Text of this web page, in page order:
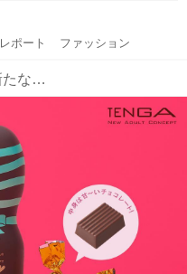
レポート ファッション
「義理 TENGA」が新たな装いで登場！中身は初のチョコレート！